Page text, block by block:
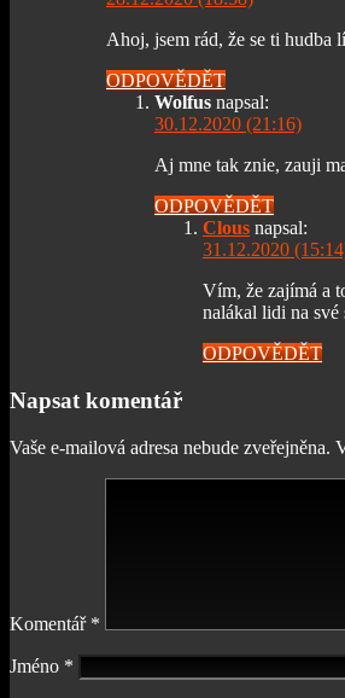
Ahoj, jsem rád, že se ti hudba
ODPOVĚDĚT
Wolfus napsal:
30.12.2020 (21:16)
Aj mne tak znie, zauji
ODPOVĚDĚT
Clous napsal:
31.12.2020
Vím, že zajímá a
nalákal lidi na své
ODPOVĚDĚT
Napsat komentář
Vaše e-mailová adresa nebude zveřejněna.
Komentář *
Jméno *